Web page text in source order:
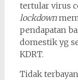
tertular virus
lockdown
pendapatan
domestik yg
KDRT.
Tidak